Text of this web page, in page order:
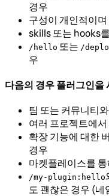
경우
구성이 개인적이
skills 또는 hooks
/hello 또는 /
우
다음의 경우 플러그인을
팀 또는 커뮤니티
여러 프로젝트에
확장 기능에 대한
경우
마켓플레이스를
/my-plugin:hello
도 괜찮은 경우 (